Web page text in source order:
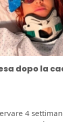
dopo la
4